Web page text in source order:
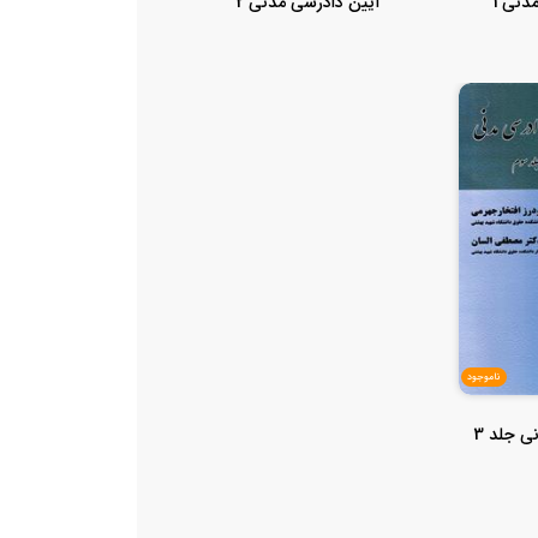
ناموجود
آیین دادرسی مدنی جلد 3